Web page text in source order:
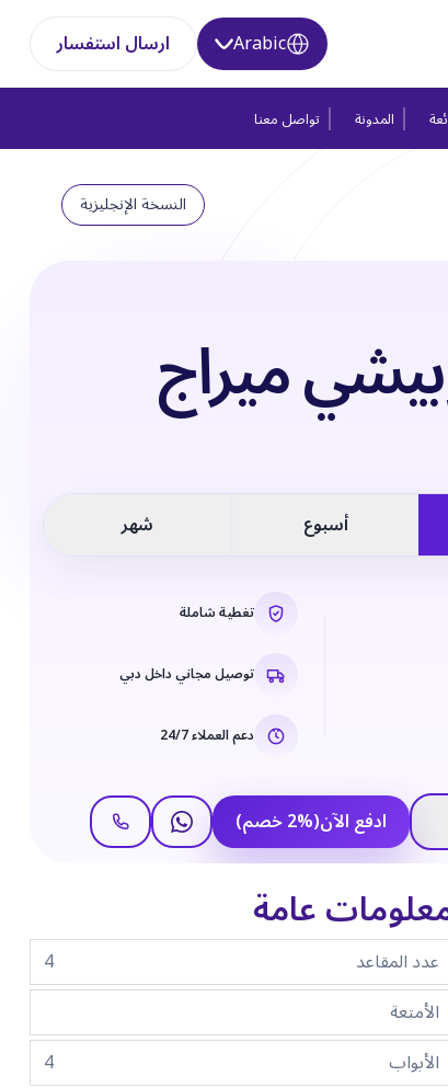
Arabic ارسال استفسار
المدونة تواصل معنا
النسخة الإنجليزية
ميراج
أسبوع شهر
تغطية شاملة
توصيل مجاني داخل دبي
دعم العملاء 24/7
ادفع الآن(
2% خصم)
عامة
عدد المقاعد
4
الأمتعة
الأبواب
4